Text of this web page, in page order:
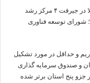
وی افزود : در بین ۸ شهرستان جنوبی کرمان فعلا در جیرفت ۴ مرکز رشد
شورای توسعه فناوری
و حداقل در مورد تشکیل
و صندوق سرمایه گذاری
پنج استان برتر شده